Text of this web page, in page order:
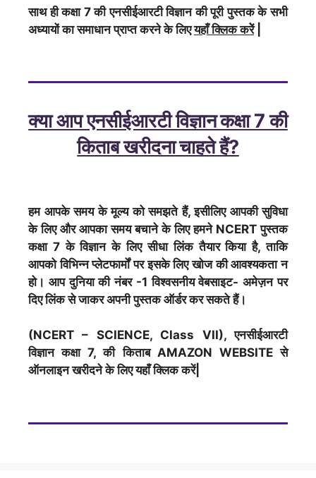
साथ ही कक्षा 7 की एनसीईआरटी विज्ञान की पूरी पुस्तक के सभी
अध्यायों का समाधान प्राप्त करने के लिएयहाँ क्लिक करेें|
क्या आप एनसीईआरटी विज्ञान कक्षा 7 की
किताब खरीदना चाहते हैं?
हम आपके समय के मूल्य को समझते हैं, इसीलिए आपकी सुविधा
के लिए और आपका समय बचाने के लिए हमने NCERT पुस्तक
कक्षा 7 के विज्ञान के लिए सीधा लिंक तैयार किया है, ताकि
आपको विभिन्न प्लेटफार्मों पर इसके लिए खोज की आवश्यकता न
हो। आप दुनिया की नंबर -1 विश्वसनीय वेबसाइट- अमेज़न पर
दिए लिंक से जाकर अपनी पुस्तक ऑर्डर कर सकते हैं।
(NCERT – SCIENCE, Class VII), एनसीईआरटी
विज्ञान कक्षा 7, की किताब AMAZON WEBSITE से
ऑनलाइन खरीदने के लिए यहाँ क्लिक करें|